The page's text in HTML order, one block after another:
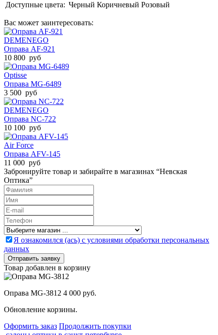
Доступные цвета: Черный Коричневый Розовый
Вас может заинтересовать:
DEMENEGO
Оправа AF-921
10 800 руб
Optisse
Оправа MG-6489
3 500 руб
DEMENEGO
Оправа NC-722
10 100 руб
Air Force
Оправа AFV-145
11 000 руб
Забронируйте товар и забирайте в магазинах “Невская
Оптика”
Я ознакомился (ась) с условиями обработки персональных
данных
Товар добавлен в корзину
Оправа MG-3812 4 000 руб.
Обновление корзины.
Оформить заказ Продолжить покупки